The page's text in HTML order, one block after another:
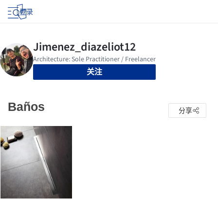
登录
关注
Baños 分享